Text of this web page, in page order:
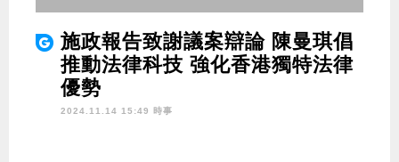
施政報告致謝議案辯論 陳曼琪倡
推動法律科技 強化香港獨特法律
優勢
2024.11.14 15:49 時事